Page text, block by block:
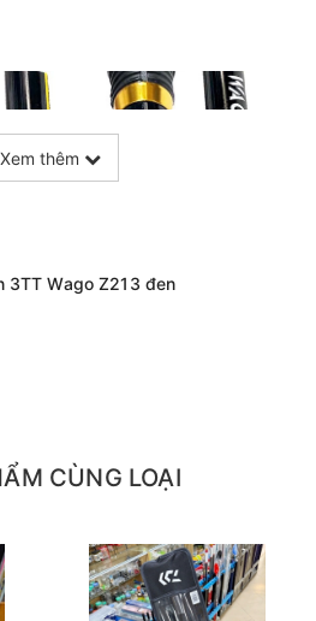
Xem thêm
3TT Wago Z213 đen
CÙNG LOẠI